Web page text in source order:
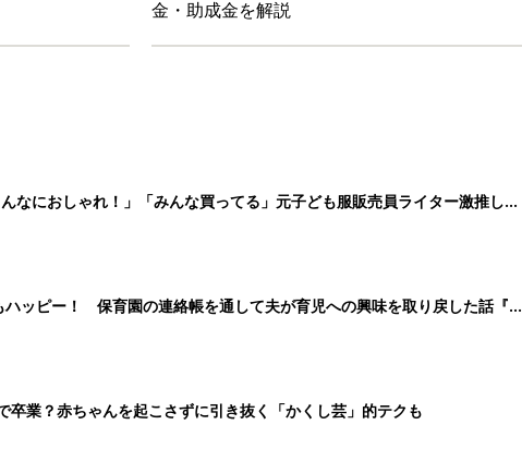
金・助成金を解説
なにおしゃれ！」「みんな買ってる」元子ども服販売員ライター激推し★
ハッピー！ 保育園の連絡帳を通して夫が育児への興味を取り戻した話『ふ
卒業？赤ちゃんを起こさずに引き抜く「かくし芸」的テクも